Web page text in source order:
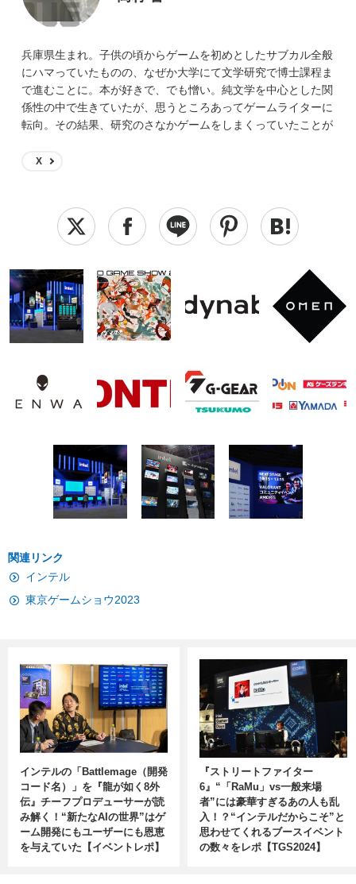
兵庫県生まれ。子供の頃からゲームを初めとしたサブカル全般
にハマっていたものの、なぜか大学にて文学研究で博士課程ま
で進むことに。本が好きで、でも憎い。純文学を中心とした関
係性の中で生きていたが、思うところあってゲームライターに
転向。その結果、研究のさなかゲームをしまくっていたことが
ろしくお願いします。
X
関連リンク
インテル
東京ゲームショウ2023
インテルの「Battlemage（開発
コード名）」を『龍が如く8外
伝』チーフプロデューサーが読
み解く！“新たなAIの世界”はゲ
ーム開発にもユーザーにも恩恵
を与えていた【イベントレポ】
『ストリートファイター
6』“「RaMu」vs一般来場
者”には豪華すぎるあの人も乱
入！？“インテルだからこそ”と
思わせてくれるブースイベント
の数々をレポ【TGS2024】